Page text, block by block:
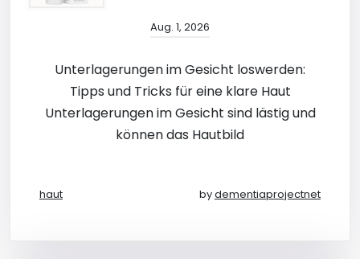
Aug. 1, 2026
Unterlagerungen im Gesicht loswerden:
Tipps und Tricks für eine klare Haut
Unterlagerungen im Gesicht sind lästig und
können das Hautbild
haut bydementiaprojectnet